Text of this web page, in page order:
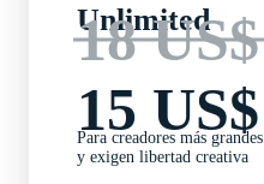
Unlimited
18 US$
15 US$
Para creadores más
y exigen libertad creativa